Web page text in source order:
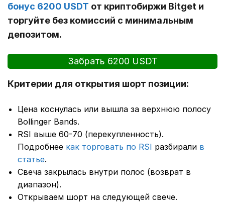
бонус 6200 USDT от криптобиржи Bitget и
торгуйте без комиссий с минимальным
депозитом.
Забрать 6200 USDT
Критерии для открытия шорт позиции:
Цена коснулась или вышла за верхнюю полосу
Bollinger Bands.
RSI выше 60-70 (перекупленность).
Подробнее как торговать по RSI разбирали в
статье.
Свеча закрылась внутри полос (возврат в
диапазон).
Открываем шорт на следующей свече.